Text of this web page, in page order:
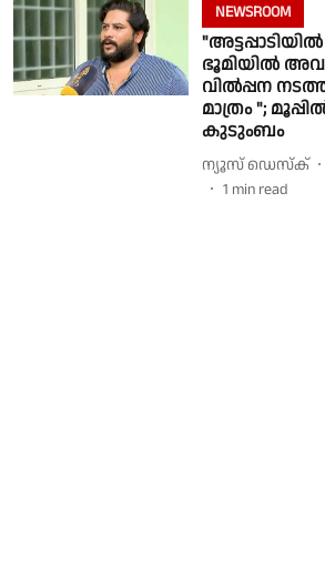
NEWSROOM
ഭൂമിയിൽ
വിൽപ്പന
മാത്രം ";
കുടുംബം
ന്യൂസ് ഡെസ്ക്
1 min read